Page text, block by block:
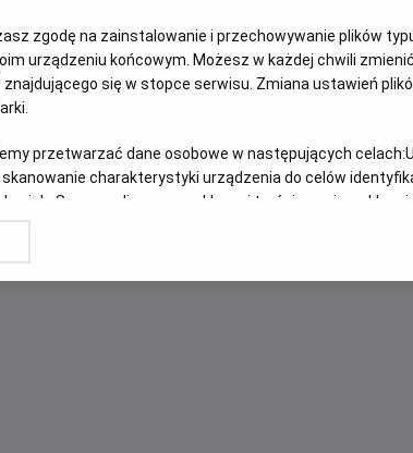
FILMU
Quinzel, psychiatra w szpitalu Arkham, zakochuje
uciec z zakładu psychiatrycznego, niosąc ze sobą
zgodę na zainstalowanie i przechowywanie plików
urządzeniu końcowym. Możesz w każdej chwili
znajdującego się w stopce serwisu. Zmiana ustawień
przetwarzać dane osobowe w następujących celach:
charakterystyki urządzenia do celów
nich. Spersonalizowane reklamy i treści, pomiar reklam i